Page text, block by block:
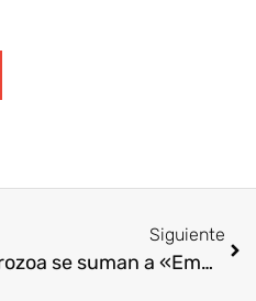
Siguiente
Quadpack e Iberozoa se suman a «Empresas que inspiran» de Fundación Bertelsmann